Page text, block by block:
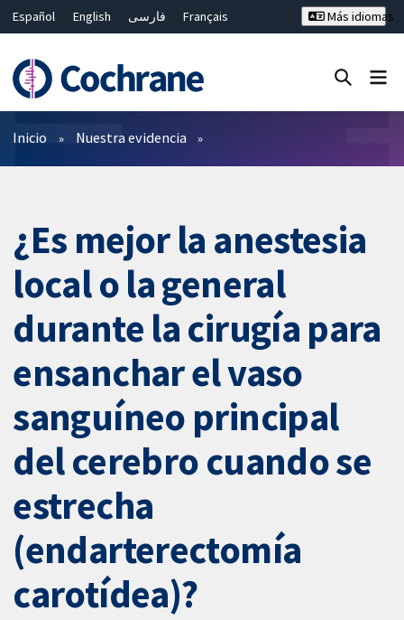
Español English فارسی
Français
Bahasa Malaysia
ไทย 繁體中文
Más idiomas
Filtros
Inicio Nuestra evidencia
¿Es mejor la anestesia
local o la general
durante la cirugía para
ensanchar el vaso
sanguíneo principal
del cerebro cuando se
estrecha
(endarterectomía
carotídea)?